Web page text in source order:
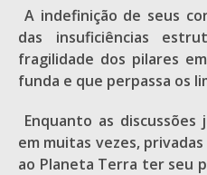
A indefinição de seus
das insuficiências
fragilidade dos pilares
funda e que perpassa os
Enquanto as discussões
em muitas vezes,
ao Planeta Terra ter seu